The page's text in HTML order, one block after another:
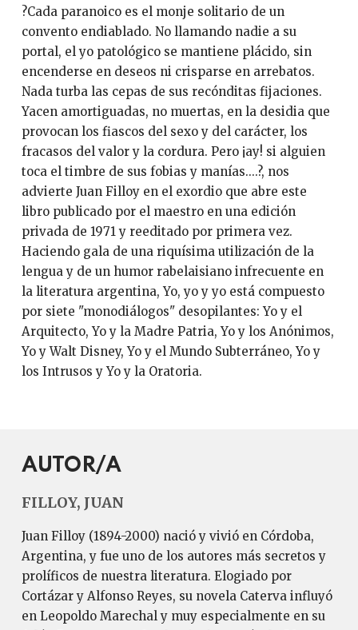
?Cada paranoico es el monje solitario de un
convento en­diablado. No llamando nadie a su
portal, el yo patológico se mantiene plácido, sin
encenderse en deseos ni crisparse en arre­batos.
Nada turba las cepas de sus recónditas fijaciones.
Ya­cen amortiguadas, no muertas, en la desidia que
provocan los fiascos del sexo y del carácter, los
fracasos del valor y la cordura. Pero ¡ay! si alguien
toca el timbre de sus fobias y manías....?, nos
advierte Juan Filloy en el exordio que abre este
libro publicado por el maestro en una edición
privada de 1971 y reeditado por primera vez.
Haciendo gala de una riquísima utilización de la
lengua y de un humor rabelaisiano infrecuente en
la literatura argentina, Yo, yo y yo está compuesto
por siete "monodiálogos" desopilantes: Yo y el
Arquitecto, Yo y la Madre Patria, Yo y los Anónimos,
Yo y Walt Disney, Yo y el Mundo Subterráneo, Yo y
los Intrusos y Yo y la Oratoria.
AUTOR/A
FILLOY, JUAN
Juan Filloy (1894-2000) nació y vivió en Córdoba,
Argentina, y fue uno de los autores más secretos y
prolíficos de nuestra literatura. Elogiado por
Cortázar y Alfonso Reyes, su novela Caterva influyó
en Leopoldo Marechal y muy especialmente en su